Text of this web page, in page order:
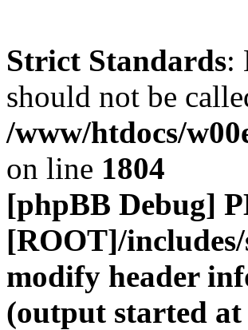
Strict Standards:
should not be
/www/htdocs/
on line 1804
[phpBB Debug]
[ROOT]/includes/
modify header
(output started at